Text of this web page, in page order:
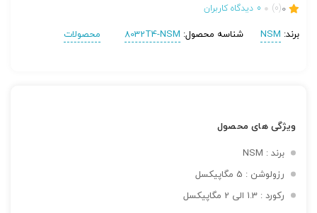
0
(0)
0 دیدگاه کاربران
برند: NSM شناسه محصول: 8032T4-NSM محصولات
ویژگی های محصول
برند : NSM
رزولوشن : 5 مگاپیکسل
رکورد : 1.3 الی 2 مگاپیکسل